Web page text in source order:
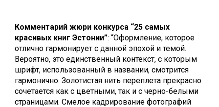
Комментарий жюри конкурса “25 самых
красивых книг Эстонии”: “Оформление, которое
отлично гармонирует с данной эпохой и темой.
Вероятно, это единственный контекст, с которым
шрифт, использованный в названии, смотрится
гармонично. Золотистая нить переплета прекрасно
сочетается как с цветными, так и с черно-белыми
страницами. Смелое кадрирование фотографий